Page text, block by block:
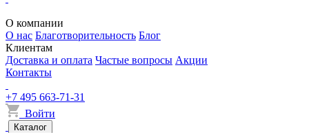
О компании
О нас Благотворительность Блог
Клиентам
Доставка и оплата Частые вопросы Акции
Контакты
+7 495 663-71-31
Войти
Каталог